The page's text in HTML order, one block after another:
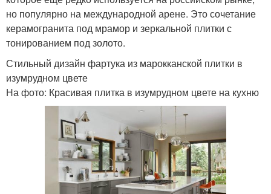
но популярно на международной арене. Это сочетание
керамогранита под мрамор и зеркальной плитки с
тонированием под золото.
Стильный дизайн фартука из марокканской плитки в
изумрудном цвете
На фото: Красивая плитка в изумрудном цвете на кухню